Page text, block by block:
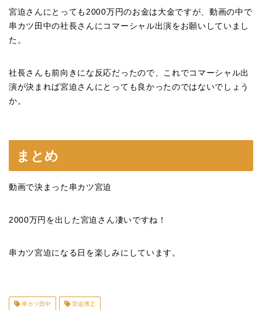
宮迫さんにとっても2000万円のお金は大金ですが、動画の中で
串カツ田中の社長さんにコマーシャル出演をお願いしていまし
た。
社長さんも前向きにな反応だったので、これでコマーシャル出
演が決まれば宮迫さんにとっても良かったのではないでしょう
か。
まとめ
動画で決まった串カツ宮迫
2000万円を出した宮迫さん凄いですね！
串カツ宮迫になる日を楽しみにしています。
串カツ田中 宮迫博之